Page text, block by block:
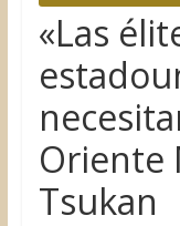
Asociación
Sociocultural
«Las
Oriente
Tsukan